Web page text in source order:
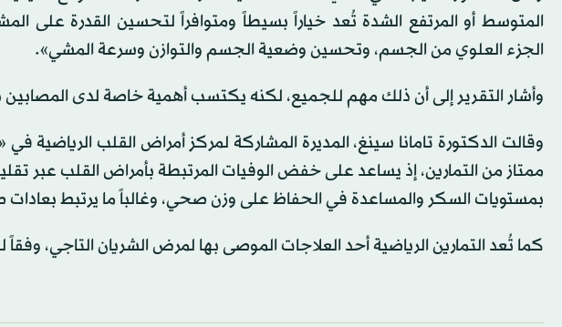
المتوسط أو المرتفع الشدة تُعد خياراً بسيطاً ومتوافراً لتحسين القدرة على
الجزء العلوي من الجسم، وتحسين وضعية الجسم والتوازن وسرعة المشي».
وأشار التقرير إلى أن ذلك مهم للجميع، لكنه يكتسب أهمية خاصة لدى
وقالت الدكتورة تامانا سينغ، المديرة المشاركة لمركز أمراض القلب
ممتاز من التمارين، إذ يساعد على خفض الوفيات المرتبطة بأمراض القلب عبر
بمستويات السكر والمساعدة في الحفاظ على وزن صحي، وغالباً ما يرتبط
كما تُعد التمارين الرياضية أحد العلاجات الموصى بها لمرض الشريان التاجي، وفقاً